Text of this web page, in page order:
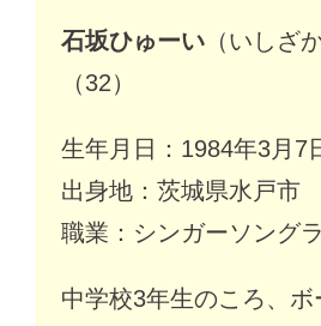
石坂ひゅーい （いしざ
（32）
生年月日：1984年3月7
出身地：茨城県水戸市
職業：シンガーソング
中学校3年生のころ、ボ